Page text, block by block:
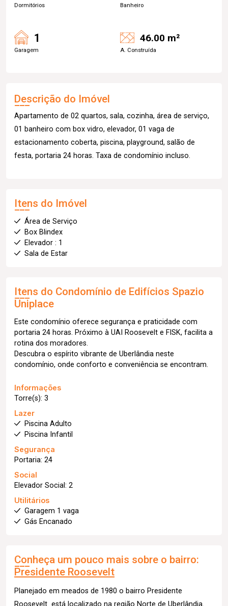
Dormitórios Banheiro
1
Garagem
46.00 m²
A. Construída
Descrição do Imóvel
Apartamento de 02 quartos, sala, cozinha, área de serviço,
01 banheiro com box vidro, elevador, 01 vaga de
estacionamento coberta, piscina, playground, salão de
festa, portaria 24 horas. Taxa de condomínio incluso.
Itens do Imóvel
Área de Serviço
Box Blindex
Elevador : 1
Sala de Estar
Itens do Condomínio de Edifícios Spazio
Uniplace
Este condomínio oferece segurança e praticidade com
portaria 24 horas. Próximo à UAI Roosevelt e FISK, facilita a
rotina dos moradores.
Descubra o espírito vibrante de Uberlândia neste
condomínio, onde conforto e conveniência se encontram.
Informações
Torre(s): 3
Lazer
Piscina Adulto
Piscina Infantil
Segurança
Portaria: 24
Social
Elevador Social: 2
Utilitários
Garagem 1 vaga
Gás Encanado
Conheça um pouco mais sobre o bairro:
Presidente Roosevelt
Planejado em meados de 1980 o bairro Presidente
Roosevelt está localizado na região Norte de Uberlândia.